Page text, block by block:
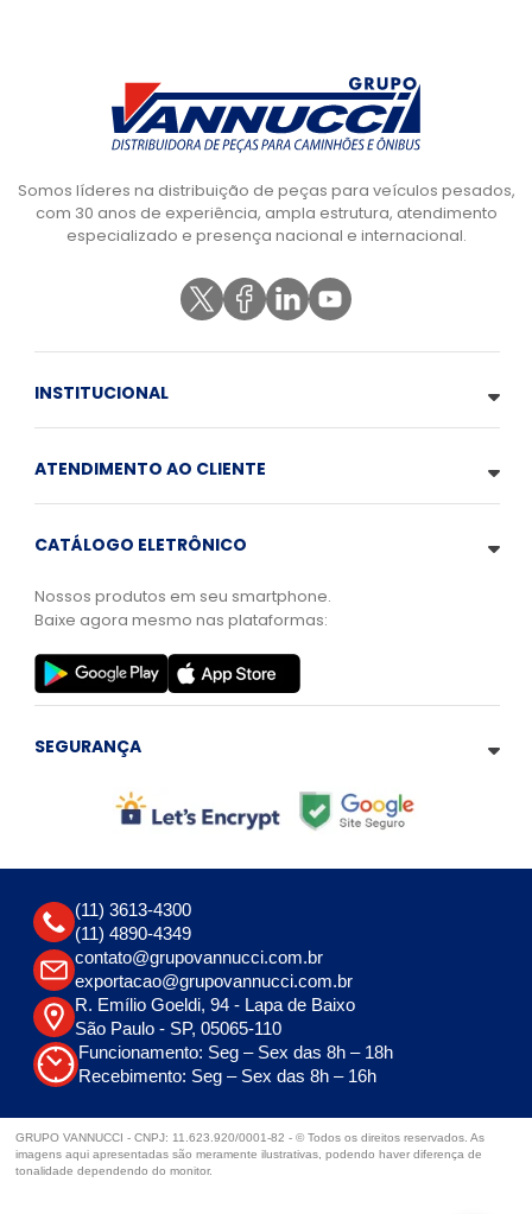
Somos líderes na distribuição de peças para veículos pesados,
com 30 anos de experiência, ampla estrutura, atendimento
especializado e presença nacional e internacional.
INSTITUCIONAL
ATENDIMENTO AO CLIENTE
CATÁLOGO ELETRÔNICO
Nossos produtos em seu smartphone.
Baixe agora mesmo nas plataformas:
SEGURANÇA
(11) 3613-4300
(11) 4890-4349
contato@grupovannucci.com.br
exportacao@grupovannucci.com.br
R. Emílio Goeldi, 94 - Lapa de Baixo
São Paulo - SP, 05065-110
Funcionamento: Seg – Sex das 8h – 18h
Recebimento: Seg – Sex das 8h – 16h
GRUPO VANNUCCI - CNPJ: 11.623.920/0001-82 - © Todos os direitos reservados. As
imagens aqui apresentadas são meramente ilustrativas, podendo haver diferença de
tonalidade dependendo do monitor.